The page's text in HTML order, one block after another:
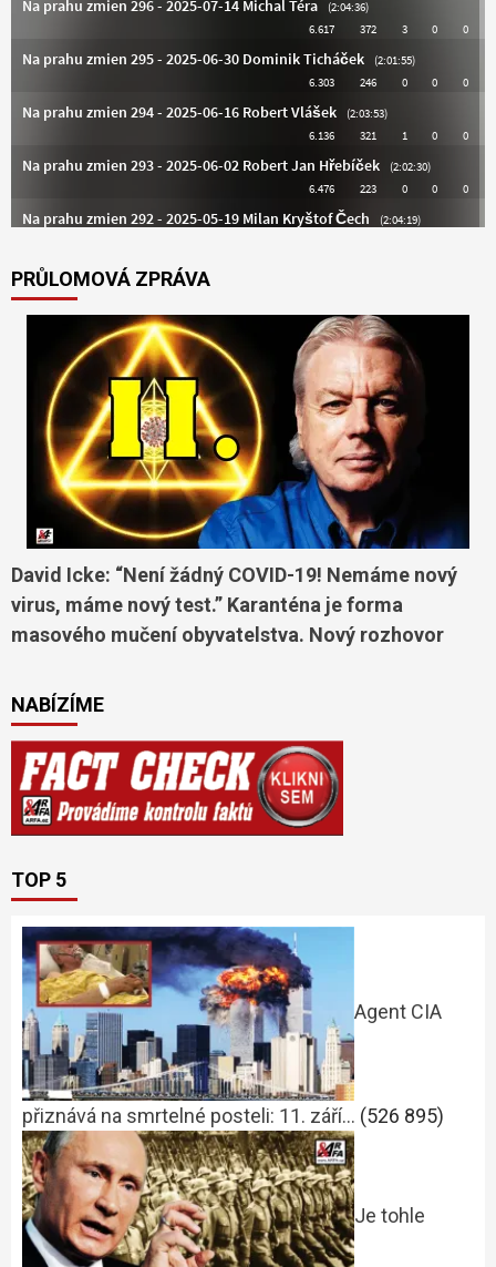
PRŮLOMOVÁ ZPRÁVA
David Icke: “Není žádný COVID-19! Nemáme nový
virus, máme nový test.” Karanténa je forma
masového mučení obyvatelstva. Nový rozhovor
NABÍZÍME
TOP 5
Agent CIA
přiznává na smrtelné posteli: 11. září… (526 895)
Je tohle